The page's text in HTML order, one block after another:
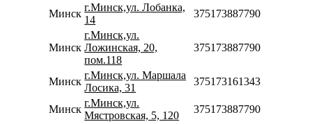
Минск
г.Минск,ул. Лобанка,
14
375173887790
Минск
г.Минск,ул.
Ложинская, 20,
пом.118
375173887790
Минск
г.Минск,ул. Маршала
Лосика, 31
375173161343
Минск
г.Минск,ул.
Мястровская, 5, 120
375173887790